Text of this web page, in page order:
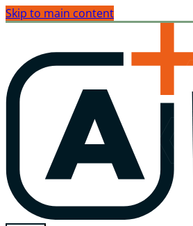
Skip to main content